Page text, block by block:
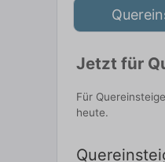
Jetzt für
Für
heute.